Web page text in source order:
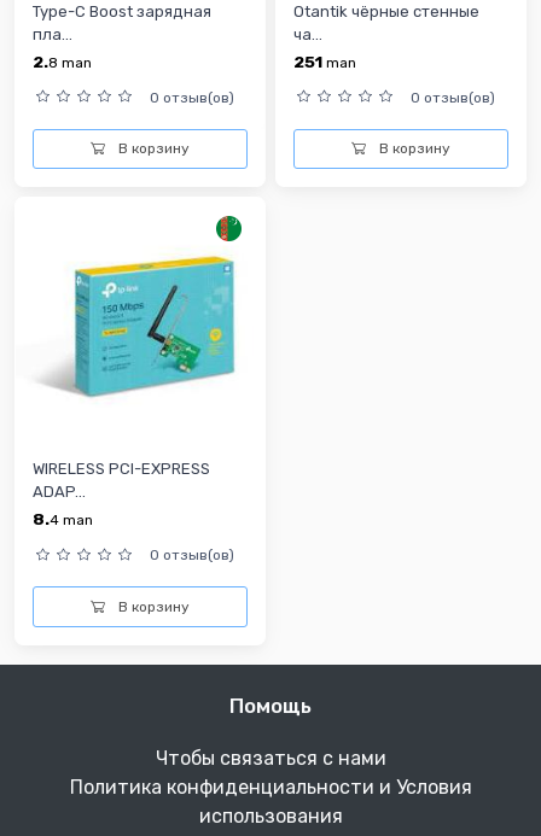
Type-C Boost зарядная
пла...
2.8 man
0 отзыв(ов)
В корзину
Otantik чёрные стенные
ча...
251 man
0 отзыв(ов)
В корзину
WIRELESS PCI-EXPRESS
ADAP...
8.4 man
0 отзыв(ов)
В корзину
Помощь
Чтобы связаться с нами
Политика конфиденциальности и Условия
использования